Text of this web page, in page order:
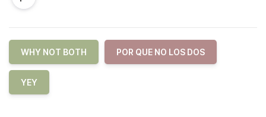
WHY NOT BOTH POR QUE NO LOS DOS
YEY